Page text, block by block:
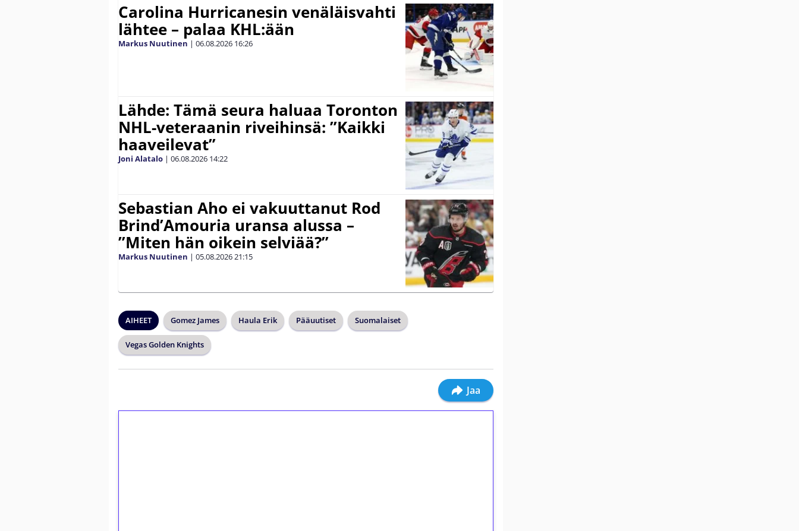
Carolina Hurricanesin venäläisvahti
lähtee – palaa KHL:ään
Markus Nuutinen | 06.08.2026 16:26
Lähde: Tämä seura haluaa Toronton
NHL-veteraanin riveihinsä: ”Kaikki
haaveilevat”
Joni Alatalo | 06.08.2026 14:22
Sebastian Aho ei vakuuttanut Rod
Brind’Amouria uransa alussa –
”Miten hän oikein selviää?”
Markus Nuutinen | 05.08.2026 21:15
AIHEET Gomez James Haula Erik Pääuutiset Suomalaiset
Vegas Golden Knights
Jaa